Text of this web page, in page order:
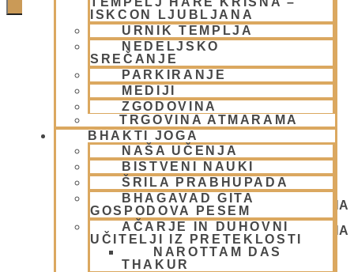
ISKCON LJUBLJANA
URNIK TEMPLJA
NEDELJSKO
SREČANJE
PARKIRANJE
MEDIJI
ZGODOVINA
TRGOVINA ATMARAMA
BHAKTI JOGA
NAŠA UČENJA
BISTVENI NAUKI
ŠRILA PRABHUPADA
BHAGAVAD GITA
GOSPODOVA PESEM
AČARJE IN DUHOVNI
UČITELJI IZ PRETEKLOSTI
NAROTTAM DAS
THAKUR
NEDELJSKO SREČANJE - CENTER HARE KRIŠNA
LJUBLJANA
NEDELJSKO SREČANJE - CENTER HARE KRIŠNA
LJUBLJANA